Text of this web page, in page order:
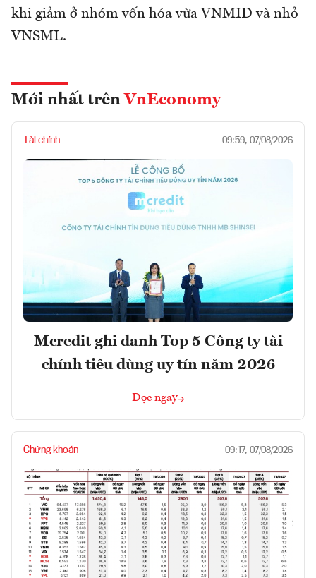
khi giảm ở nhóm vốn hóa vừa VNMID và nhỏ
VNSML.
Mới nhất trên VnEconomy
Tài chính 09:59, 07/08/2026
Mcredit ghi danh Top 5 Công ty tài
chính tiêu dùng uy tín năm 2026
Đọc ngay
Chứng khoán 09:17, 07/08/2026